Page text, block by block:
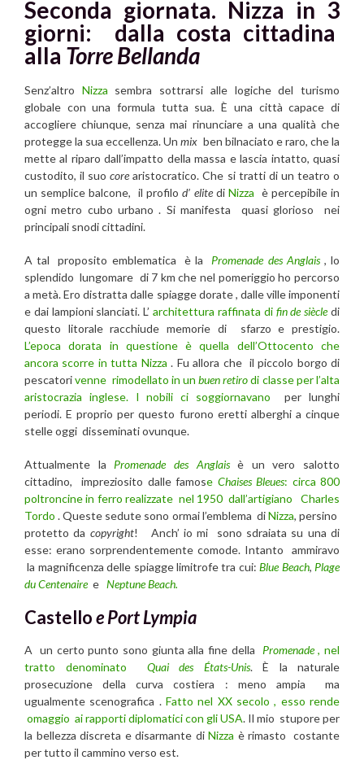
Seconda giornata. Nizza in 3
giorni: dalla costa cittadina
alla Torre Bellanda
Senz’altro Nizza sembra sottrarsi alle logiche del turismo
globale con una formula tutta sua. È una città capace di
accogliere chiunque, senza mai rinunciare a una qualità che
protegge la sua eccellenza. Unmix ben bilnaciato e raro, che la
mette al riparo dall’impatto della massa e lascia intatto, quasi
custodito, il suocorearistocratico. Che si tratti di un teatro o
un semplice balcone, il profilod’ elitediNizza è percepibile in
ogni metro cubo urbano . Si manifesta quasi glorioso nei
principali snodi cittadini.
A tal proposito emblematica è la Promenade des Anglais, lo
splendido lungomare di 7 km che nel pomeriggio ho percorso
a metà. Ero distratta dalle spiagge dorate , dalle ville imponenti
e dai lampioni slanciati. L’architettura raffinata di fin de siècledi
questo litorale racchiude memorie di sfarzo e prestigio.
L’epoca dorata in questione è quella dell’Ottocento che
ancora scorre in tutta Nizza . Fu allora che il piccolo borgo di
pescatorivenne rimodellato in unbuen retirodi classe per l’alta
aristocrazia inglese. I nobili ci soggiornavano
per lunghi
periodi. E proprio per questo furono eretti alberghi a cinque
stelle oggi disseminati ovunque.
Attualmente la Promenade des Anglaisè un vero salotto
cittadino, impreziosito dalle famose Chaises Bleues: circa 800
poltroncine in ferro realizzate nel 1950 dall’artigiano
Charles
Tordo . Queste sedute sono ormai l’emblema diNizza, persino
protetto da copyright! Anch’ io mi sono sdraiata su una di
esse: erano sorprendentemente comode. Intanto ammiravo
la magnificenza delle spiagge limitrofe tra cui:Blue Beach, Plage
du Centenairee Neptune Beach.
Castelloe Port Lympia
A un certo punto sono giunta alla fine della Promenade, nel
tratto denominato Quai des États-Unis. È la naturale
prosecuzione della curva costiera : meno ampia ma
ugualmente scenografica . Fatto nel XX secolo , esso rende
omaggio ai rapporti diplomatici con gli USA. Il mio stupore per
la bellezza discreta e disarmante di Nizza è rimasto costante
per tutto il cammino verso est.